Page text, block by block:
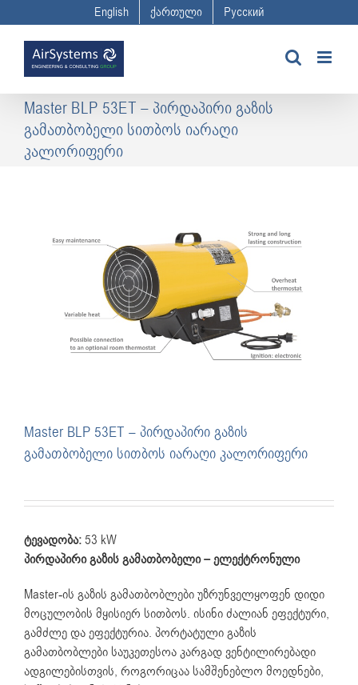
to
content
English ქართული Русский
Master BLP 53ET – პირდაპირი გაზის
გამათბობელი სითბოს იარაღი
კალორიფერი
Master BLP 53ET – პირდაპირი გაზის
გამათბობელი სითბოს იარაღი კალორიფერი
ტევადობა: 53 kW
პირდაპირი გაზის გამათბობელი – ელექტრონული
Master-ის გაზის გამათბობლები უზრუნველყოფენ დიდი
მოცულობის მყისიერ სითბოს. ისინი ძალიან ეფექტური,
გამძლე და ეფექტურია. პორტატული გაზის
გამათბობლები საუკეთესოა კარგად ვენტილირებადი
ადგილებისთვის, როგორიცაა სამშენებლო მოედნები,